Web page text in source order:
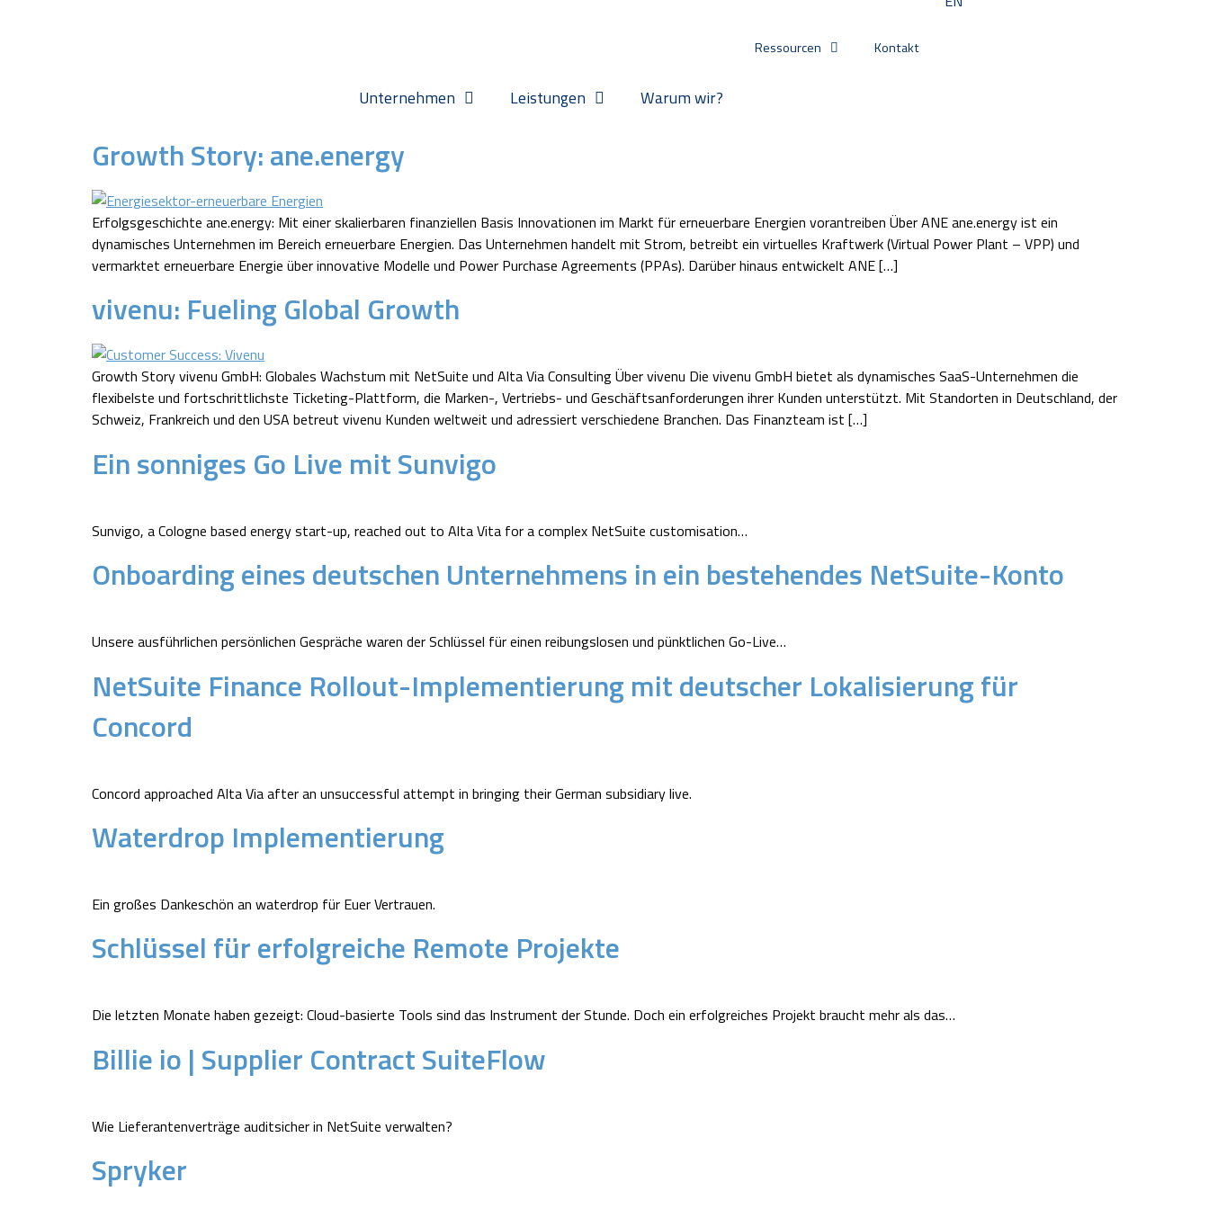
Ressourcen Kontakt
Unternehmen Leistungen Warum wir?
Growth Story: ane.energy
Erfolgsgeschichte ane.energy: Mit einer skalierbaren finanziellen Basis Innovationen im Markt für erneuerbare Energien vorantreiben Über ANE ane.energy ist ein
dynamisches Unternehmen im Bereich erneuerbare Energien. Das Unternehmen handelt mit Strom, betreibt ein virtuelles Kraftwerk (Virtual Power Plant – VPP) und
vermarktet erneuerbare Energie über innovative Modelle und Power Purchase Agreements (PPAs). Darüber hinaus entwickelt ANE […]
vivenu: Fueling Global Growth
Growth Story vivenu GmbH: Globales Wachstum mit NetSuite und Alta Via Consulting Über vivenu Die vivenu GmbH bietet als dynamisches SaaS-Unternehmen die
flexibelste und fortschrittlichste Ticketing-Plattform, die Marken-, Vertriebs- und Geschäftsanforderungen ihrer Kunden unterstützt. Mit Standorten in Deutschland, der
Schweiz, Frankreich und den USA betreut vivenu Kunden weltweit und adressiert verschiedene Branchen. Das Finanzteam ist […]
Ein sonniges Go Live mit Sunvigo
Sunvigo, a Cologne based energy start-up, reached out to Alta Vita for a complex NetSuite customisation…
Onboarding eines deutschen Unternehmens in ein bestehendes NetSuite-Konto
Unsere ausführlichen persönlichen Gespräche waren der Schlüssel für einen reibungslosen und pünktlichen Go-Live…
NetSuite Finance Rollout-Implementierung mit deutscher Lokalisierung für
Concord
Concord approached Alta Via after an unsuccessful attempt in bringing their German subsidiary live.
Waterdrop Implementierung
Ein großes Dankeschön an waterdrop für Euer Vertrauen.
Schlüssel für erfolgreiche Remote Projekte
Die letzten Monate haben gezeigt: Cloud-basierte Tools sind das Instrument der Stunde. Doch ein erfolgreiches Projekt braucht mehr als das…
Billie io | Supplier Contract SuiteFlow
Wie Lieferantenverträge auditsicher in NetSuite verwalten?
Spryker